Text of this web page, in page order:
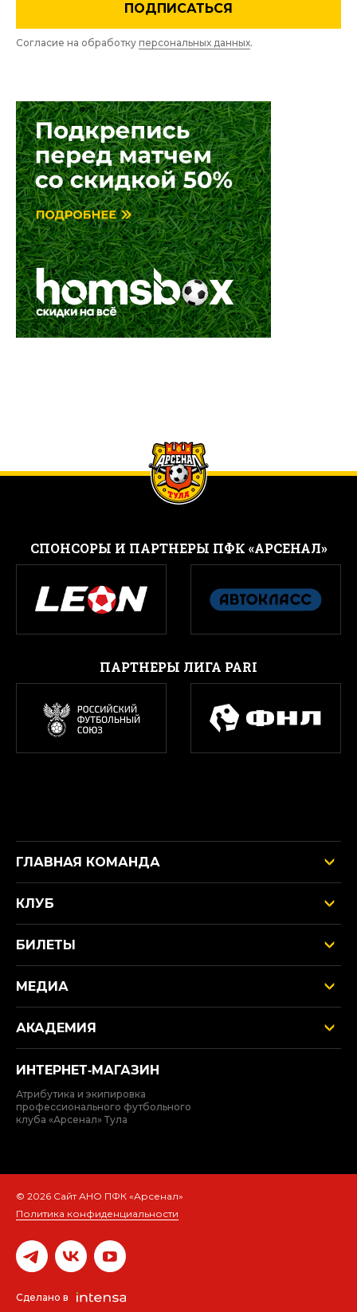
ПОДПИСАТЬСЯ
Согласие на обработку персональных данных.
CПОНСОРЫ И ПАРТНЕРЫ ПФК «АРСЕНАЛ»
ПАРТНЕРЫ ЛИГА PARI
ГЛАВНАЯ КОМАНДА
КЛУБ
БИЛЕТЫ
МЕДИА
АКАДЕМИЯ
ИНТЕРНЕТ‑МАГАЗИН
Атрибутика и экипировка
профессионального футбольного
клуба «Арсенал» Тула
© 2026 Сайт АНО ПФК «Арсенал»
Политика конфиденциальности
Сделано в